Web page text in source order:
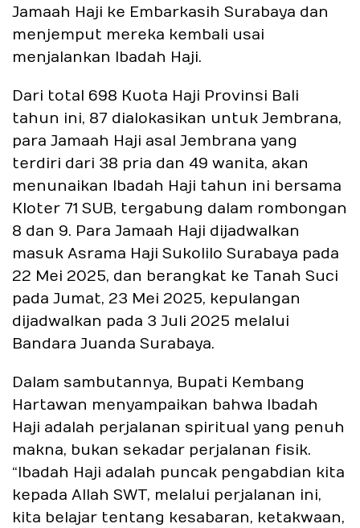
Jamaah Haji ke Embarkasih Surabaya dan
menjemput mereka kembali usai
menjalankan Ibadah Haji.
Dari total 698 Kuota Haji Provinsi Bali
tahun ini, 87 dialokasikan untuk Jembrana,
para Jamaah Haji asal Jembrana yang
terdiri dari 38 pria dan 49 wanita, akan
menunaikan Ibadah Haji tahun ini bersama
Kloter 71 SUB, tergabung dalam rombongan
8 dan 9. Para Jamaah Haji dijadwalkan
masuk Asrama Haji Sukolilo Surabaya pada
22 Mei 2025, dan berangkat ke Tanah Suci
pada Jumat, 23 Mei 2025, kepulangan
dijadwalkan pada 3 Juli 2025 melalui
Bandara Juanda Surabaya.
Dalam sambutannya, Bupati Kembang
Hartawan menyampaikan bahwa Ibadah
Haji adalah perjalanan spiritual yang penuh
makna, bukan sekadar perjalanan fisik.
“Ibadah Haji adalah puncak pengabdian kita
kepada Allah SWT, melalui perjalanan ini,
kita belajar tentang kesabaran, ketakwaan,